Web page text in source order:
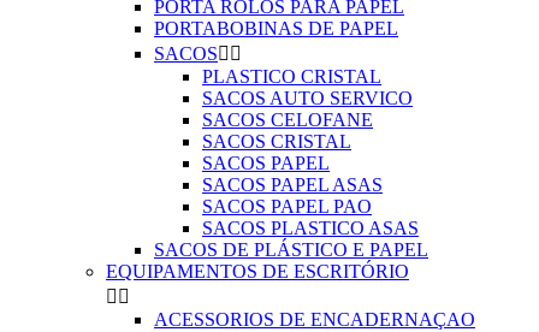
PORTA ROLOS PARA PAPEL
PORTABOBINAS DE PAPEL
SACOS 
PLASTICO CRISTAL
SACOS AUTO SERVICO
SACOS CELOFANE
SACOS CRISTAL
SACOS PAPEL
SACOS PAPEL ASAS
SACOS PAPEL PAO
SACOS PLASTICO ASAS
SACOS DE PLÁSTICO E PAPEL
EQUIPAMENTOS DE ESCRITÓRIO
 
ACESSORIOS DE ENCADERNAÇAO